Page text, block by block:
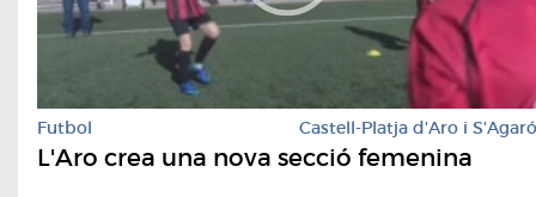
Futbol Castell-Platja d'Aro i S'Agaró
L'Aro crea una nova secció femenina